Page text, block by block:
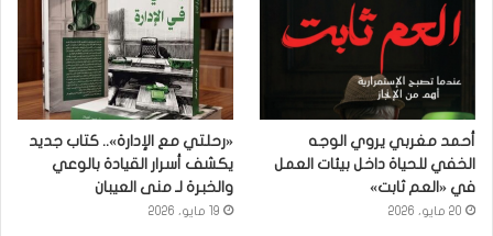
أحمد مغربي يروي الوجه
الخفي للحياة داخل بيئات العمل
في «العم ثابت»
20 مايو، 2026
«رحلتي مع الإدارة».. كتاب جديد
يكشف أسرار القيادة بالوعي
والخبرة لـ منى العيبان
19 مايو، 2026